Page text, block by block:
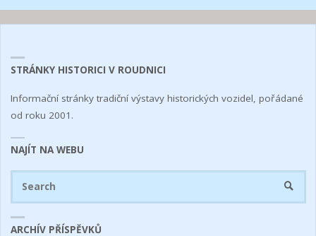
STRÁNKY HISTORICI V ROUDNICI
Informační stránky tradiční výstavy historických vozidel, pořádané
od roku 2001.
NAJÍT NA WEBU
ARCHÍV PŘÍSPĚVKŮ